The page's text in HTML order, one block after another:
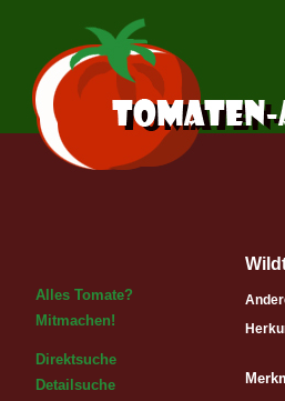
Alles Tomate?
Mitmachen!
Direktsuche
Detailsuche